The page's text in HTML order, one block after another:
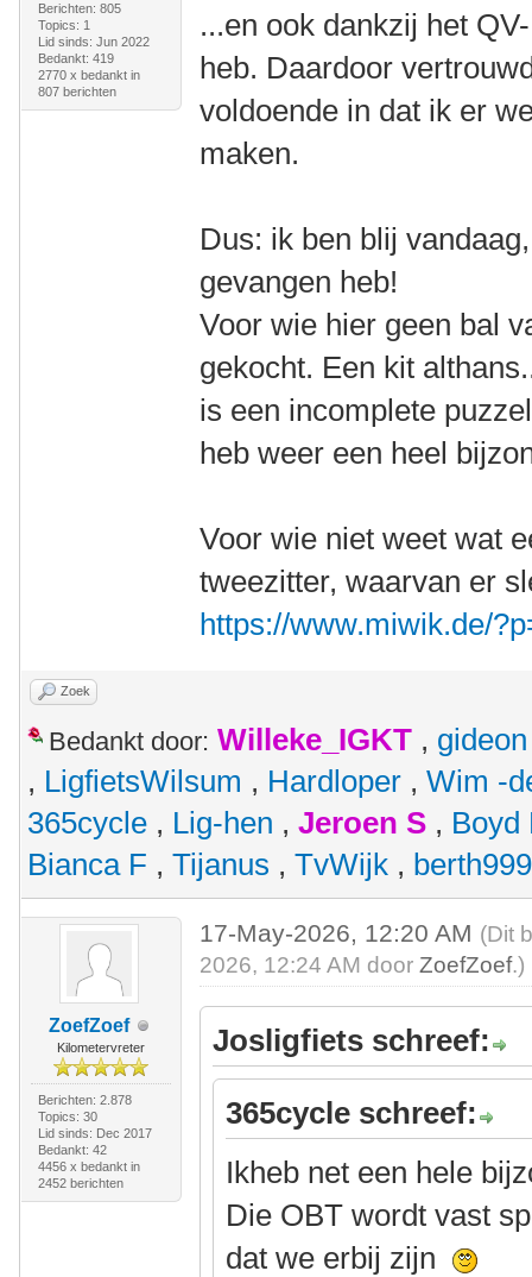
Berichten: 805
Topics: 1
Lid sinds: Jun 2022
Bedankt: 419
2770 x bedankt in
807 berichten
...en ook dankzij het
heb. Daardoor
voldoende in dat ik er
maken.
Dus: ik ben blij
gevangen heb!
Voor wie hier geen bal
gekocht. Een kit
is een incomplete
heb weer een heel
Voor wie niet weet wat
tweezitter, waarvan er
https://www.miwik.de/
Zoek
Bedankt door: Willeke_IGKT , gideon
, LigfietsWilsum , Hardloper , Wim -
365cycle , Lig-hen , Jeroen S , Boyd
Bianca F , Tijanus , TvWijk ,
ZoefZoef
Kilometervreter
Berichten: 2.878
Topics: 30
Lid sinds: Dec 2017
Bedankt: 42
4456 x bedankt in
2452 berichten
17-May-2026, 12:20 AM (Dit
2026, 12:24 AM doorZoefZoef.)
Josligfiets schreef:
365cycle schreef:
Ikheb net een hele
Die OBT wordt vast
dat we erbij zijn